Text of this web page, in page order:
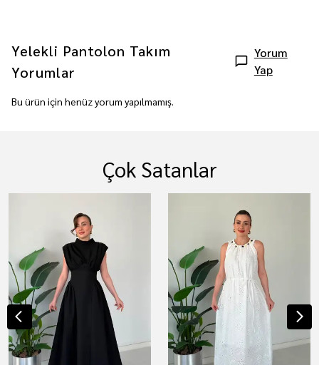
Yelekli Pantolon Takım
Yorumlar
Yorum
Yap
Bu ürün için henüz yorum yapılmamış.
Çok Satanlar